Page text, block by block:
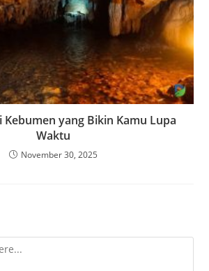
Kebumen yang Bikin Kamu Lupa
Waktu
November 30, 2025